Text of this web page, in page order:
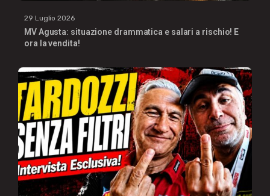
29 Luglio 2026
MV Agusta: situazione drammatica e salari a rischio! E
ora la vendita!